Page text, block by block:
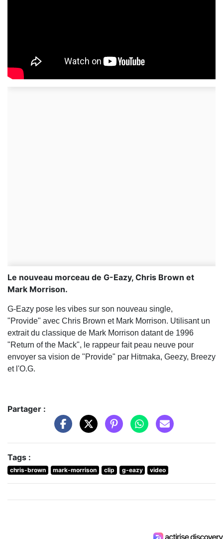
Le nouveau morceau de G-Eazy, Chris Brown et
Mark Morrison.
G-Eazy pose les vibes sur son nouveau single,
"Provide" avec Chris Brown et Mark Morrison. Utilisant un
extrait du classique de Mark Morrison datant de 1996
"Return of the Mack", le rappeur fait peau neuve pour
envoyer sa vision de "Provide" par Hitmaka, Geezy, Breezy
et l'O.G.
Partager :
Tags :
chris-brown mark-morrison clip g-eazy video